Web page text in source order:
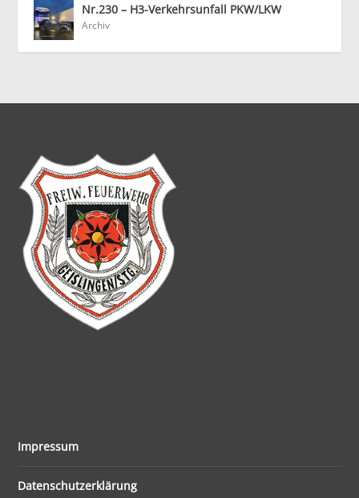
Nr.230 – H3-Verkehrsunfall PKW/LKW
Archiv
Impressum
Datenschutzerklärung